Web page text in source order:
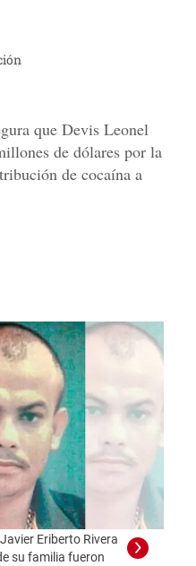
que Devis Leonel
de dólares por la
de cocaína a
Eriberto Rivera
su familia fueron